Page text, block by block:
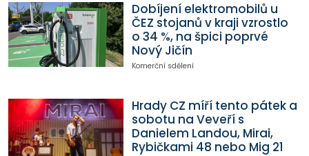
Dobíjení elektromobilů u
ČEZ stojanů v kraji vzrostlo
o 34 %, na špici poprvé
Nový Jičín
Komerční sdělení
Hrady CZ míří tento pátek a
sobotu na Veveří s
Danielem Landou, Mirai,
Rybičkami 48 nebo Mig 21